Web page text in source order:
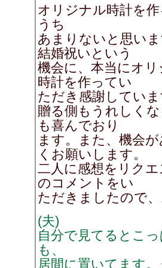
オリジナル時計を
うち
あまりないと思い
結婚祝いという
機会に、本当にオ
時計を作ってい
ただき感謝してい
贈る側もうれしく
も喜んでおり
ます。また、機会
くお願いします。
二人に感想をリク
のコメントをい
ただきましたので
(夫)
自分で見てるとこ
も、
居間に置いてます